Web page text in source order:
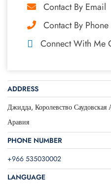
Contact By Email
Contact By Phone
Connect With Me
ADDRESS
Джидда, Королевство
Аравия
PHONE NUMBER
+966 535030002
LANGUAGE